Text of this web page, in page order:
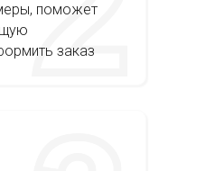
поможет
заказ